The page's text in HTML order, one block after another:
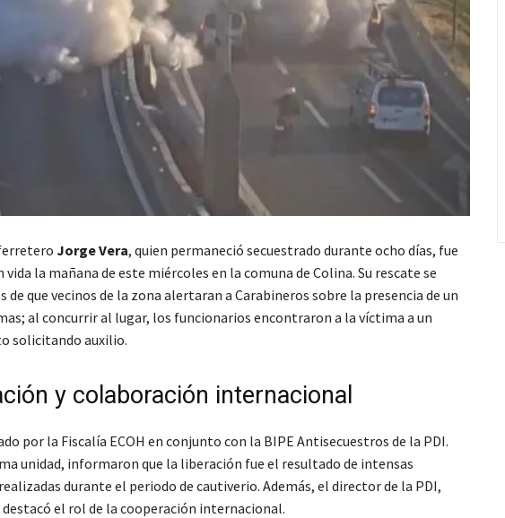
Jorge Vera, quien permaneció secuestrado durante ocho días, fue
la mañana de este miércoles en la comuna de Colina. Su rescate se
de que vecinos de la zona alertaran a Carabineros sobre la presencia de un
al concurrir al lugar, los funcionarios encontraron a la víctima a un
solicitando auxilio.
y colaboración internacional
por la Fiscalía ECOH en conjunto con la BIPE Antisecuestros de la PDI.
unidad, informaron que la liberación fue el resultado de intensas
durante el periodo de cautiverio. Además, el director de la PDI,
destacó el rol de la cooperación internacional.